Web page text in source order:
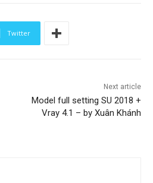
Twitter
Next article
Model full setting SU 2018 +
Vray 4.1 – by Xuân Khánh